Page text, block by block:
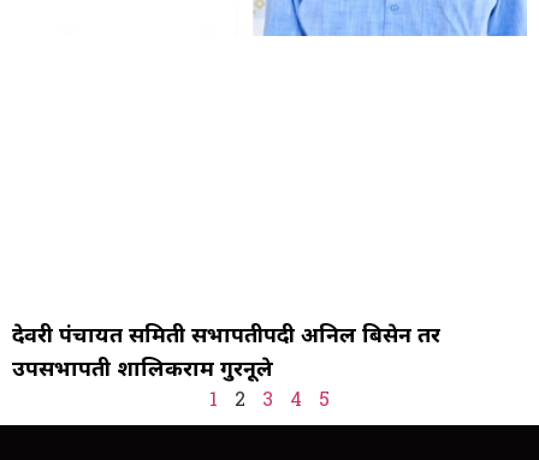
देवरी पंचायत समिती सभापतीपदी अनिल बिसेन तर
उपसभापती शालिकराम गुरनूले
1 2 3 4 5